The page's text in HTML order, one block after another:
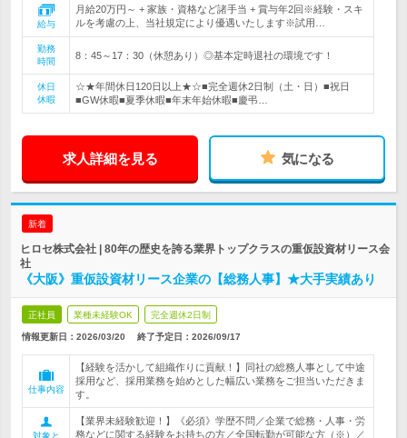
給与
月給20万円～ + 家族・資格など諸手当 + 賞与年2回※経験・スキ
ルを考慮の上、当社規定により優遇いたします※試用…
勤務
時間
8：45～17：30（休憩あり）◎基本定時退社の環境です！
休日
休暇
☆★年間休日120日以上★☆■完全週休2日制（土・日）■祝日
■GW休暇■夏季休暇■年末年始休暇■慶弔…
求人詳細を見る 気になる
新着
ヒロセ株式会社 | 80年の歴史を誇る業界トップクラスの重仮設資材リース会
社
《大阪》重仮設資材リース企業の【総務人事】★大手実績あり
正社員 業種未経験OK 完全週休2日制
情報更新日：2026/03/20 終了予定日： 2026/09/17
仕事内容
【経験を活かして組織作りに貢献！】同社の総務人事として中途
採用など、採用業務を始めとした幅広い業務をご担当いただきま
す。
対象と
【業界未経験歓迎！】《必須》学歴不問／企業で総務・人事・労
務などに関する経験をお持ちの方／全国転勤が可能な方（※）／